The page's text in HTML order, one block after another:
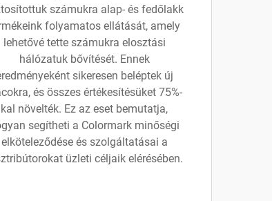
számukra alap- és fedőlakk
folyamatos ellátását, amely
lehetővé tette számukra elosztási
hálózatuk bővítését. Ennek
sikeresen beléptek új
és összes értékesítésüket 75%-
kal növelték. Ez az eset bemutatja,
segítheti a Colormark minőségi
elköteleződése és szolgáltatásai a
üzleti céljaik elérésében.